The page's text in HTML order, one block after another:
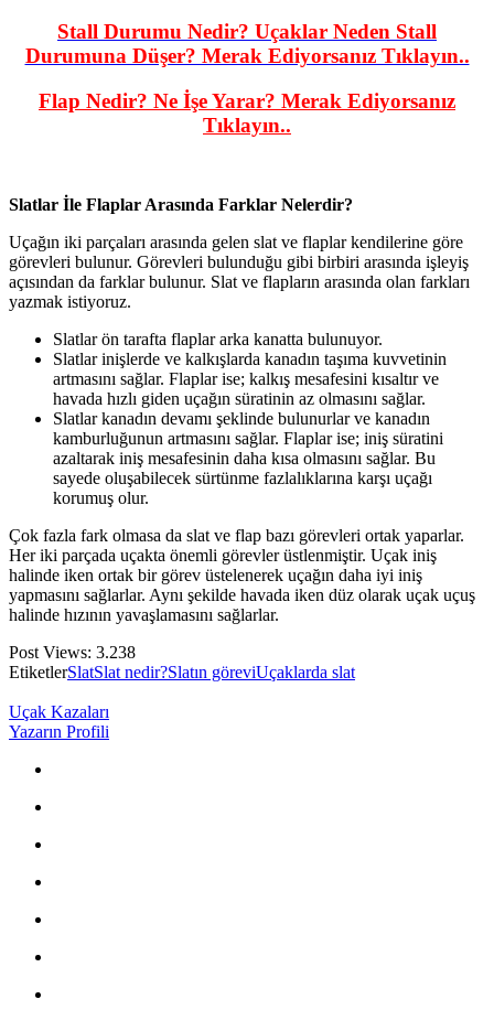
Stall Durumu Nedir? Uçaklar Neden Stall
Durumuna Düşer? Merak Ediyorsanız Tıklayın..
Flap Nedir? Ne İşe Yarar? Merak Ediyorsanız
Tıklayın..
Slatlar İle Flaplar Arasında Farklar Nelerdir?
Uçağın iki parçaları arasında gelen slat ve flaplar kendilerine göre
görevleri bulunur. Görevleri bulunduğu gibi birbiri arasında işleyiş
açısından da farklar bulunur. Slat ve flapların arasında olan farkları
yazmak istiyoruz.
Slatlar ön tarafta flaplar arka kanatta bulunuyor.
Slatlar inişlerde ve kalkışlarda kanadın taşıma kuvvetinin
artmasını sağlar. Flaplar ise; kalkış mesafesini kısaltır ve
havada hızlı giden uçağın süratinin az olmasını sağlar.
Slatlar kanadın devamı şeklinde bulunurlar ve kanadın
kamburluğunun artmasını sağlar. Flaplar ise; iniş süratini
azaltarak iniş mesafesinin daha kısa olmasını sağlar. Bu
sayede oluşabilecek sürtünme fazlalıklarına karşı uçağı
korumuş olur.
Çok fazla fark olmasa da slat ve flap bazı görevleri ortak yaparlar.
Her iki parçada uçakta önemli görevler üstlenmiştir. Uçak iniş
halinde iken ortak bir görev üstelenerek uçağın daha iyi iniş
yapmasını sağlarlar. Aynı şekilde havada iken düz olarak uçak uçuş
halinde hızının yavaşlamasını sağlarlar.
Post Views: 3.238
EtiketlerSlatSlat nedir?Slatın göreviUçaklarda slat
Uçak Kazaları
Yazarın Profili